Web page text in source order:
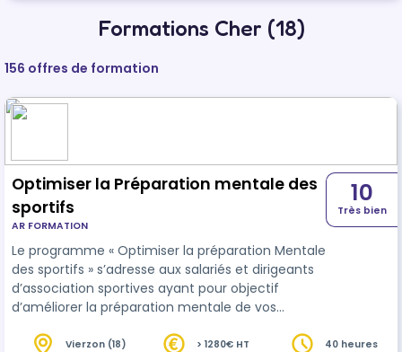
Formations Cher (18)
156 offres de formation
Optimiser la Préparation mentale des
sportifs
AR FORMATION
Le programme « Optimiser la préparation Mentale
des sportifs » s’adresse aux salariés et dirigeants
d’association sportives ayant pour objectif
d’améliorer la préparation mentale de vos
10
Très bien
Vierzon (18) > 1280€ HT 40 heures